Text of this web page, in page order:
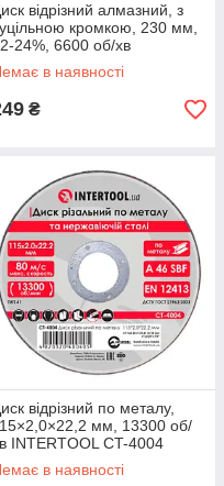
відрізний алмазний, з
кромкою, 230 мм,
24%, 6600 об/хв
CT-3010
в наявності
₴
відрізний по металу,
мм, 13300 об/
INTERTOOL CT-4004
в наявності